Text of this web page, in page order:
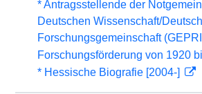
* Antragsstellende der
Deutschen Wissenschaft/
Forschungsgemeinschaft
Forschungsförderung von 1920
* Hessische Biografie [2004-]